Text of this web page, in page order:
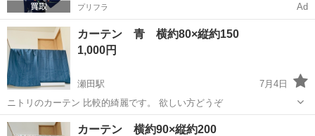
プリフラ Ad
カーテン 青 横約80×縦約150
1,000円
瀬田駅
7月4日
ニトリのカーテン 比較的綺麗です。 欲しい方どうぞ
滋賀 大津市 カーテン、ブラインド
カーテン 横約90×縦約200